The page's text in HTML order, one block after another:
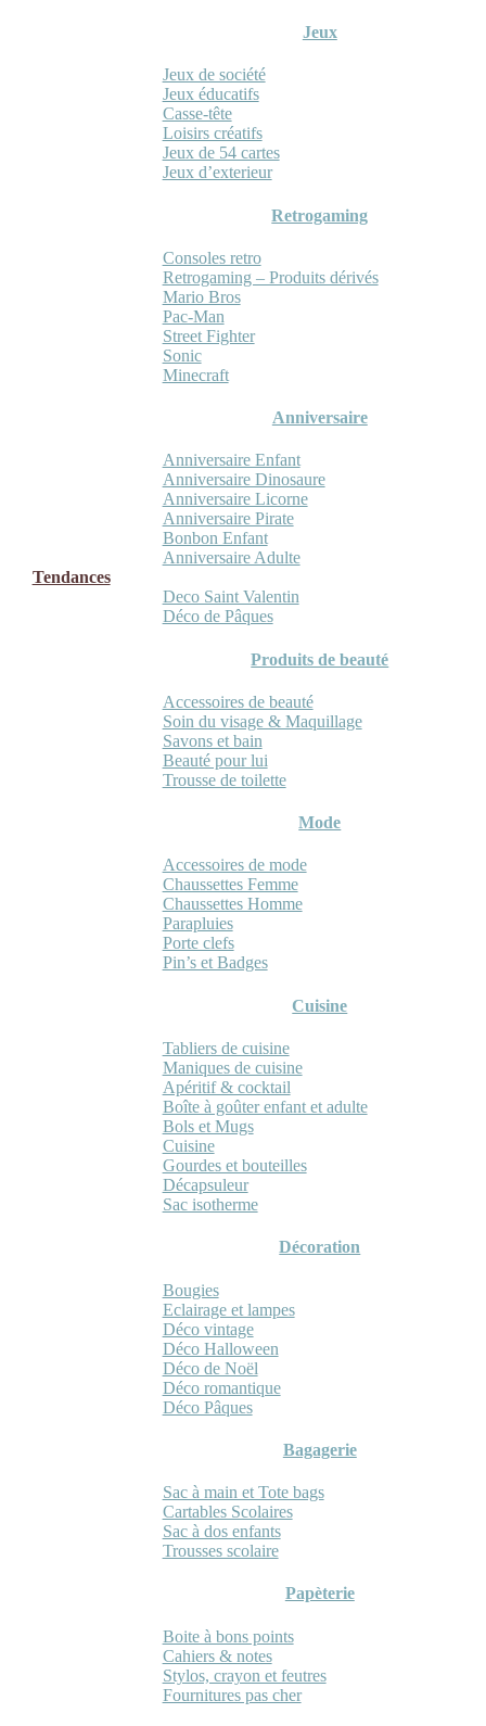
Jeux
Jeux de société
Jeux éducatifs
Casse-tête
Loisirs créatifs
Jeux de 54 cartes
Jeux d’exterieur
Retrogaming
Consoles retro
Retrogaming – Produits dérivés
Mario Bros
Pac-Man
Street Fighter
Sonic
Minecraft
Anniversaire
Anniversaire Enfant
Anniversaire Dinosaure
Anniversaire Licorne
Anniversaire Pirate
Bonbon Enfant
Anniversaire Adulte
Tendances
Deco Saint Valentin
Déco de Pâques
Produits de beauté
Accessoires de beauté
Soin du visage & Maquillage
Savons et bain
Beauté pour lui
Trousse de toilette
Mode
Accessoires de mode
Chaussettes Femme
Chaussettes Homme
Parapluies
Porte clefs
Pin’s et Badges
Cuisine
Tabliers de cuisine
Maniques de cuisine
Apéritif & cocktail
Boîte à goûter enfant et adulte
Bols et Mugs
Cuisine
Gourdes et bouteilles
Décapsuleur
Sac isotherme
Décoration
Bougies
Eclairage et lampes
Déco vintage
Déco Halloween
Déco de Noël
Déco romantique
Déco Pâques
Bagagerie
Sac à main et Tote bags
Cartables Scolaires
Sac à dos enfants
Trousses scolaire
Papèterie
Boite à bons points
Cahiers & notes
Stylos, crayon et feutres
Fournitures pas cher